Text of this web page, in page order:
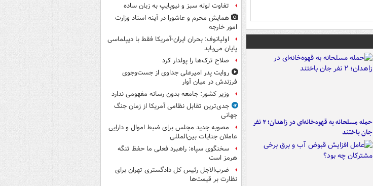
حمله مسلحانه به قهوه‌خانه‌ای در زاهدان؛ ۲ نفر
جان باختند
تفاوت لوله سبز و نیوپایپ به زبان ساده
همایش محرم و عاشورا در آینه اسناد وزارت
امور خارجه
اولیانوف: بحران ایران-آمریکا فقط با دیپلماسی
پایان می‌یابد
صلاح ترک‌ها را پولدار کرد
روایت پدر امیرعلی جداوی از جست‌وجوی
فرزندش در میان آوار
وزیر کشور: جامعه بدون رسانه مفهومی ندارد
جدی‌ترین تقابل نظامی آمریکا از زمان جنگ
جهانی
مصوبه جدید مجلس برای ضبط اموال و دارایی
عاملان جنایات بین‌المللی
سخنگوی سپاه: راهبرد فعلی ما حفظ تنگه
هرمز است
ضرب‌الاجل رئیس کل دادگستری تهران برای
نظارت بر قیمت‌ها